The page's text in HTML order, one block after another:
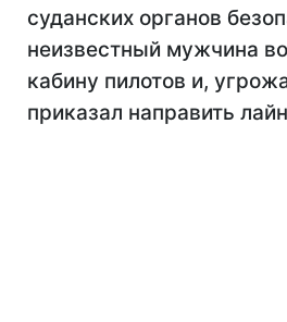
суданских органов
неизвестный мужчина
кабину пилотов и,
приказал направить